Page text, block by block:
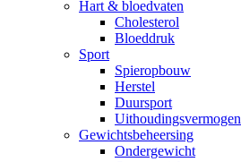
Hart & bloedvaten
Cholesterol
Bloeddruk
Sport
Spieropbouw
Herstel
Duursport
Uithoudingsvermogen
Gewichtsbeheersing
Ondergewicht